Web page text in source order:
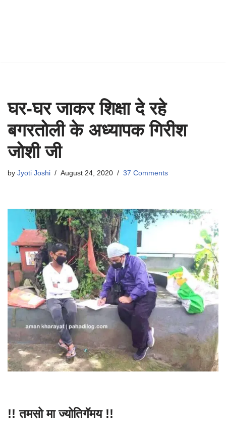
घर-घर जाकर शिक्षा दे रहे
बगरतोली के अध्यापक गिरीश
जोशी जी
by Jyoti Joshi August 24, 2020 37 Comments
!! तमसो मा ज्योतिगॅमय !!